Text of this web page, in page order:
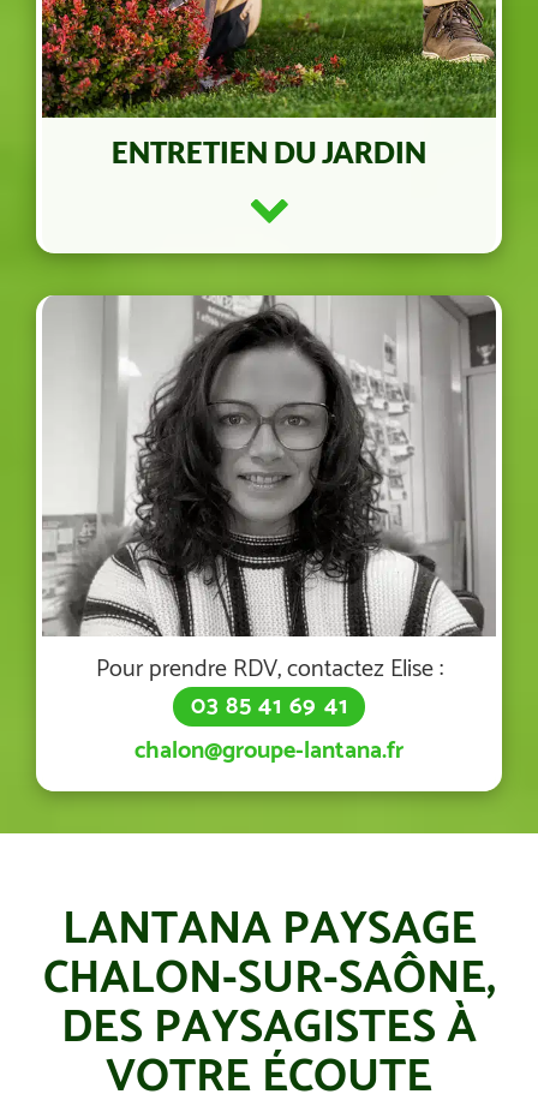
ENTRETIEN DU JARDIN
Pour prendre RDV, contactez Elise :
03 85 41 69 41
chalon@groupe-lantana.fr
LANTANA PAYSAGE
CHALON-SUR-SAÔNE,
DES PAYSAGISTES À
VOTRE ÉCOUTE